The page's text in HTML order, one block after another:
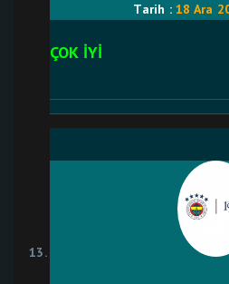
Tarih :18 Ara
ÇOK İYİ